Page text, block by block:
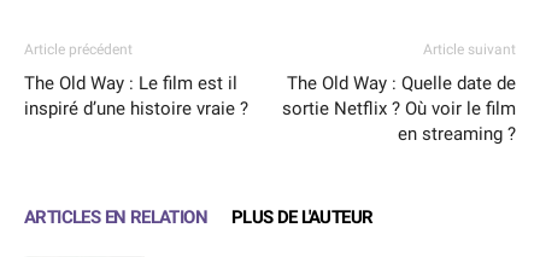
Article précédent
The Old Way : Le film est il
inspiré d’une histoire vraie ?
Article suivant
The Old Way : Quelle date de
sortie Netflix ? Où voir le film
en streaming ?
ARTICLES EN RELATION PLUS DE L'AUTEUR